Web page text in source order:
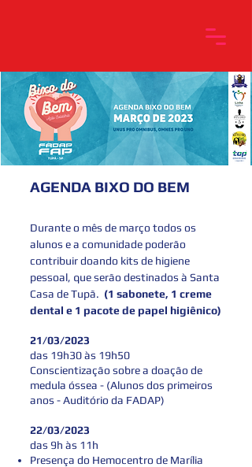
AGENDA BIXO DO BEM
Durante o mês de março todos os
alunos e a comunidade poderão
contribuir doando kits de higiene
pessoal, que serão destinados à Santa
Casa de Tupã. (1 sabonete, 1 creme
dental e 1 pacote de papel higiênico)
21/03/2023
das 19h30 às 19h50
Conscientização sobre a doação de
medula óssea - (Alunos dos primeiros
anos - Auditório da FADAP)
22/03/2023
das 9h às 11h
Presença do Hemocentro de Marília